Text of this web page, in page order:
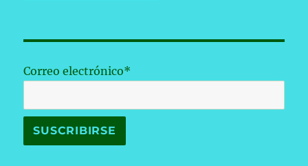
Correo electrónico*